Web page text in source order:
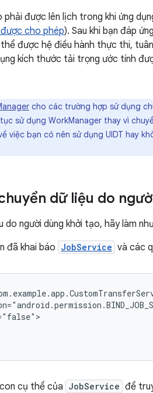
được lên lịch trong khi ứng
cho phép). Sau khi bạn đáp
được hệ điều hành thực thi,
kích thước tải trọng ước tính
cho các trường hợp sử dụng
sử dụng WorkManager thay vì
việc bạn có nên sử dụng UIDT hay
dữ liệu do
người dùng khởi tạo, hãy làm
đã khai báo JobService và các
cụ thể của JobService để